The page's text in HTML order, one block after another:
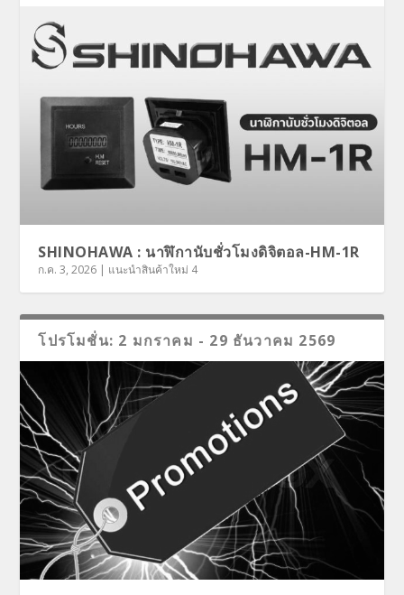
SHINOHAWA : นาฬิกานับชั่วโมงดิจิตอล-HM-1R
ก.ค. 3, 2026 | แนะนำสินค้าใหม่ 4
โปรโมชั่น: 2 มกราคม - 29 ธันวาคม 2569